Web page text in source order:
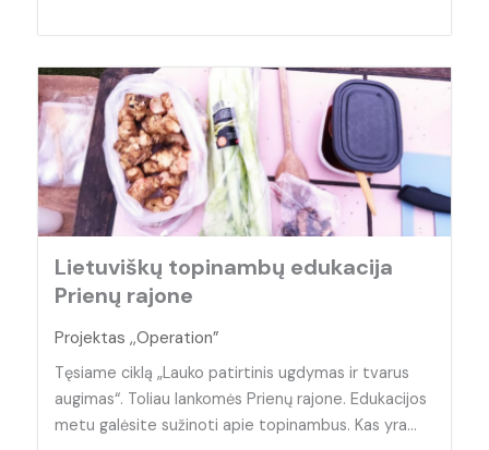
Lietuviškų topinambų edukacija
Prienų rajone
Projektas ,,Operation”
Tęsiame ciklą „Lauko patirtinis ugdymas ir tvarus
augimas“. Toliau lankomės Prienų rajone. Edukacijos
metu galėsite sužinoti apie topinambus. Kas yra…